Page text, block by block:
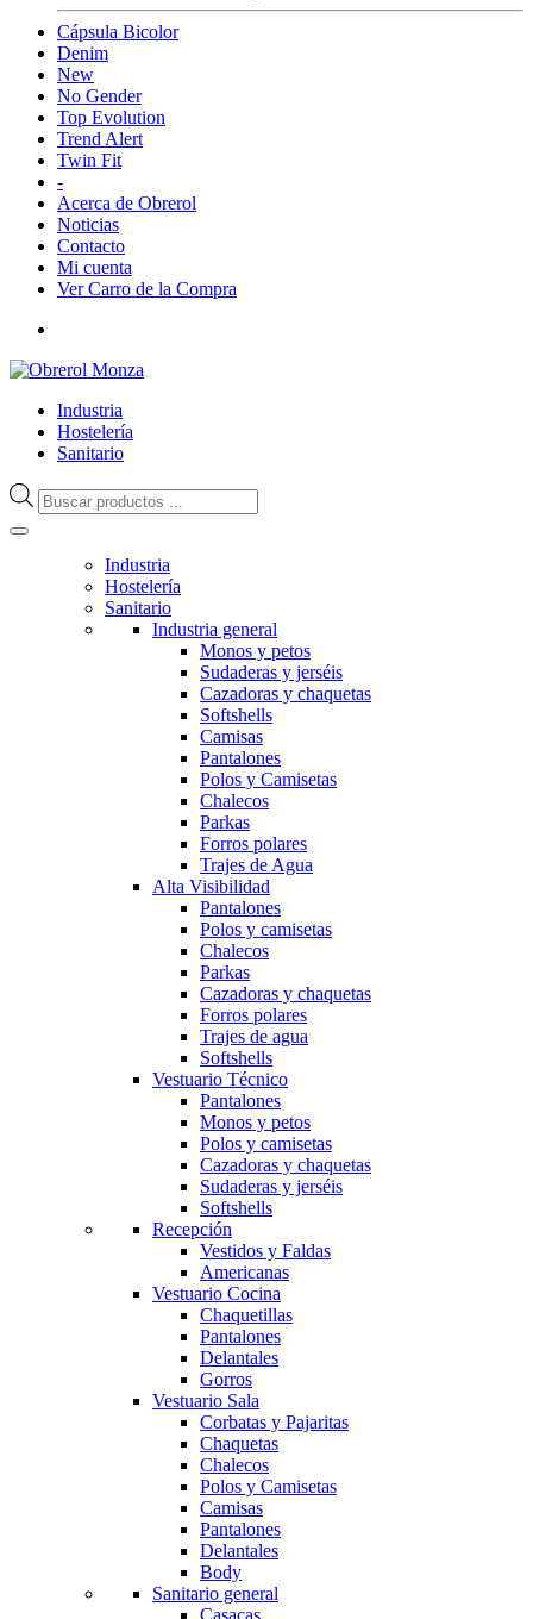
Cápsula Bicolor
Denim
New
No Gender
Top Evolution
Trend Alert
Twin Fit
-
Acerca de Obrerol
Noticias
Contacto
Mi cuenta
Ver Carro de la Compra
Industria
Hostelería
Sanitario
Búsqueda
de
Industria
Hostelería
Sanitario
Industria general
Monos y petos
Sudaderas y jerséis
Cazadoras y chaquetas
Softshells
Camisas
Pantalones
Polos y Camisetas
Chalecos
Parkas
Forros polares
Trajes de Agua
Alta Visibilidad
Pantalones
Polos y camisetas
Chalecos
Parkas
Cazadoras y chaquetas
Forros polares
Trajes de agua
Softshells
Vestuario Técnico
Pantalones
Monos y petos
Polos y camisetas
Cazadoras y chaquetas
Sudaderas y jerséis
Softshells
Recepción
Vestidos y Faldas
Americanas
Vestuario Cocina
Chaquetillas
Pantalones
Delantales
Gorros
Vestuario Sala
Corbatas y Pajaritas
Chaquetas
Chalecos
Polos y Camisetas
Camisas
Pantalones
Delantales
Body
Sanitario general
Casacas